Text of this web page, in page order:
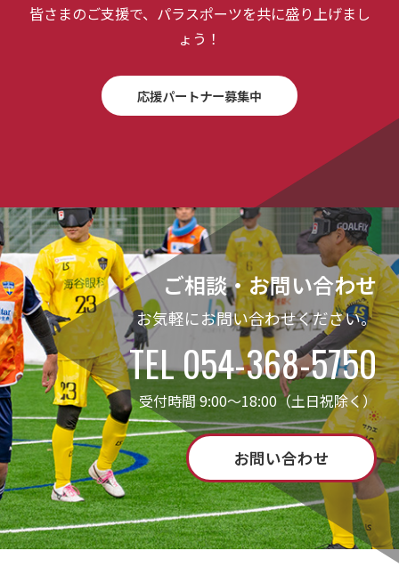
皆さまのご支援で、パラスポーツを共に盛り上げまし
ょう！
応援パートナー募集中
ご相談・お問い合わせ
お気軽にお問い合わせください。
TEL 054-368-5750
受付時間 9:00～18:00（土日祝除く）
お問い合わせ